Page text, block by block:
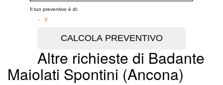
Il tuo preventivo è di:
– €
Altre richieste di Badante
Maiolati Spontini (Ancona)